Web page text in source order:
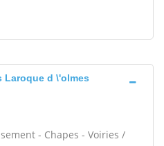
Laroque d \'olmes
- Chapes - Voiries /